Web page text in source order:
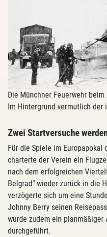
Die Münchner Feuerwehr
Im Hintergrund vermutlich der
Zwei Startversuche
Für die Spiele im
charterte der Verein ein
nach dem erfolgreichen
Belgrad“ wieder zurück in die
verzögerte sich um eine
Johnny Berry seinen
wurde zudem ein
durchgeführt.